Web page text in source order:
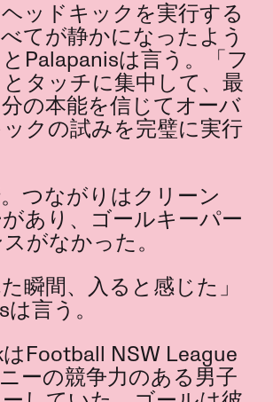
ヘッドキックを実行する
てが静かになったよう
Palapanisは言う。「フ
タッチに集中して、最
の本能を信じてオーバ
クの試みを完璧に実行
つながりはクリーン
あり、ゴールキーパー
がなかった。
瞬間、入ると感じた」
言う。
Football NSW League
ーの競争力のある男子